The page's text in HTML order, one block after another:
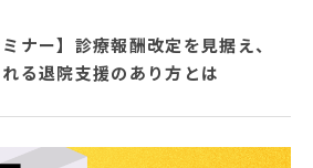
ナー】診療報酬改定を見据え、
る退院支援のあり方とは